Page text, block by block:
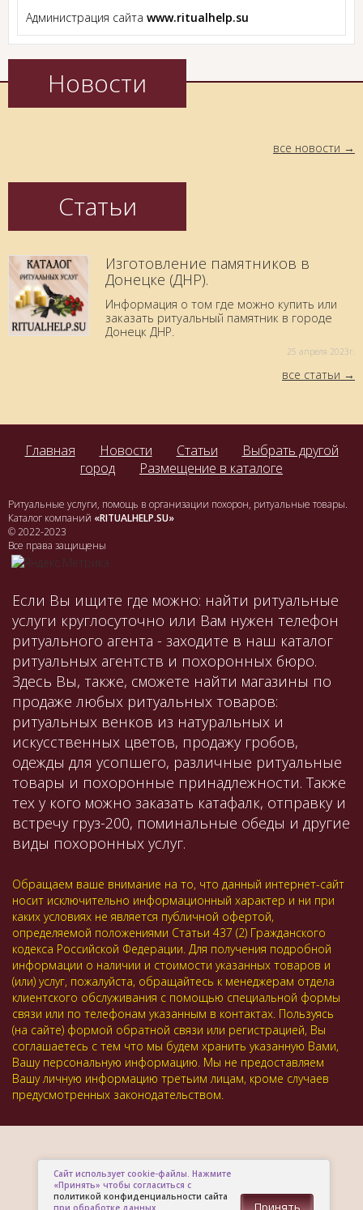
Администрация сайта www.ritualhelp.su
Новости
все новости
Статьи
Изготовление памятников в
Донецке (ДНР).
Информация о том где можно купить или
заказать ритуальный памятник в городе
Донецк ДНР.
25 aпреля 2023г.
все статьи
Главная Новости Статьи
Выбрать другой
город
Размещение в каталоге
Ритуальные услуги, помощь в организации похорон, ритуальные товары.
Каталог компаний «RITUALHELP.SU»
© 2022-2023
Все права защищены
Если Вы ищите где можно: найти ритуальные
услуги круглосуточно или Вам нужен телефон
ритуального агента - заходите в наш каталог
ритуальных агентств и похоронных бюро.
Здесь Вы, также, сможете найти магазины по
продаже любых ритуальных товаров:
ритуальных венков из натуральных и
искусственных цветов, продажу гробов,
одежды для усопшего, различные ритуальные
товары и похоронные принадлежности. Также
тех у кого можно заказать катафалк, отправку и
встречу груз-200, поминальные обеды и другие
виды похоронных услуг.
Обращаем ваше внимание на то, что данный интернет-сайт
носит исключительно информационный характер и ни при
каких условиях не является публичной офертой,
определяемой положениями Статьи 437 (2) Гражданского
кодекса Российской Федерации. Для получения подробной
информации о наличии и стоимости указанных товаров и
(или) услуг, пожалуйста, обращайтесь к менеджерам отдела
клиентского обслуживания с помощью специальной формы
связи или по телефонам указанным в контактах. Пользуясь
(на сайте) формой обратной связи или регистрацией, Вы
соглашаетесь с тем что мы будем хранить указанную Вами,
Вашу персональную информацию. Мы не предоставляем
Вашу личную информацию третьим лицам, кроме случаев
предусмотренных законодательством.
Сайт использует cookie-файлы. Нажмите
«Принять» чтобы согласиться с
политикой конфиденциальности сайта
при обработке данных.